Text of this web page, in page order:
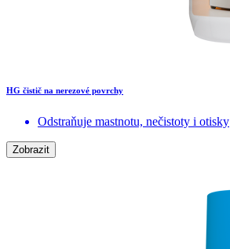
HG čistič na nerezové povrchy
Odstraňuje mastnotu, nečistoty i otisky
Zobrazit